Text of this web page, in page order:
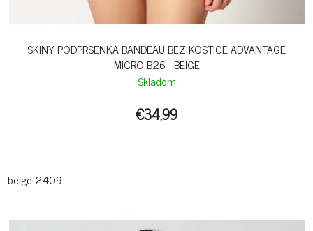
SKINY PODPRSENKA BANDEAU BEZ KOSTICE ADVANTAGE
MICRO B26 - BEIGE
Skladom
€34,99
beige-2409